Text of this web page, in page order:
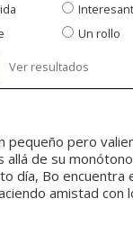
Un rollo
Ver resultados
pequeño pero
allá de su
día, Bo encuentra
amistad con